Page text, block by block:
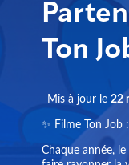
Ton
Mis à jour le 22
✨ Filme Ton Job
Chaque année,